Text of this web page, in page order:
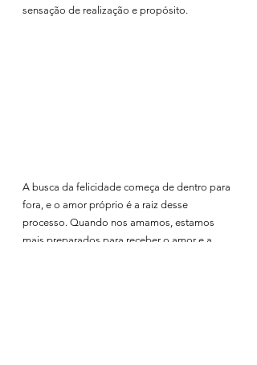
sensação de realização e propósito.
A busca da felicidade começa de dentro para
fora, e o amor próprio é a raiz desse
processo. Quando nos amamos, estamos
mais preparados para receber o amor e a